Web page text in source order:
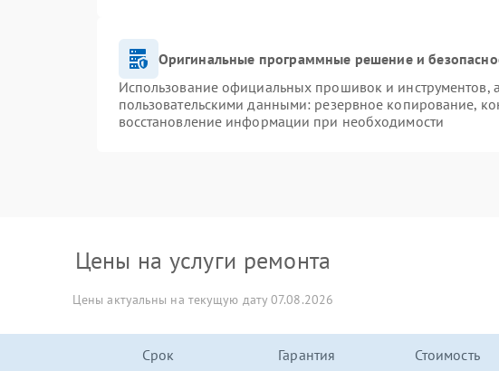
Оригинальные программные решение и
Использование официальных прошивок и инструментов,
пользовательскими данными: резервное копирование,
восстановление информации при необходимости
Цены на услуги ремонта
Цены актуальны на текущую дату 07.08.2026
Срок Гарантия Стоимость